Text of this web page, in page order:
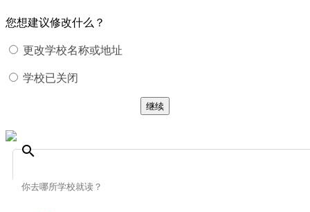
您想建议修改什么？
更改学校名称或地址
学校已关闭
继续
search